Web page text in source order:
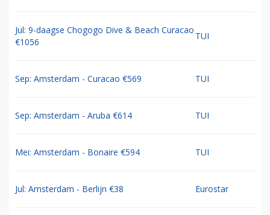
Jul: 9-daagse Chogogo Dive & Beach Curacao
€1056
TUI
Sep: Amsterdam - Curacao €569 TUI
Sep: Amsterdam - Aruba €614 TUI
Mei: Amsterdam - Bonaire €594 TUI
Jul: Amsterdam - Berlijn €38 Eurostar